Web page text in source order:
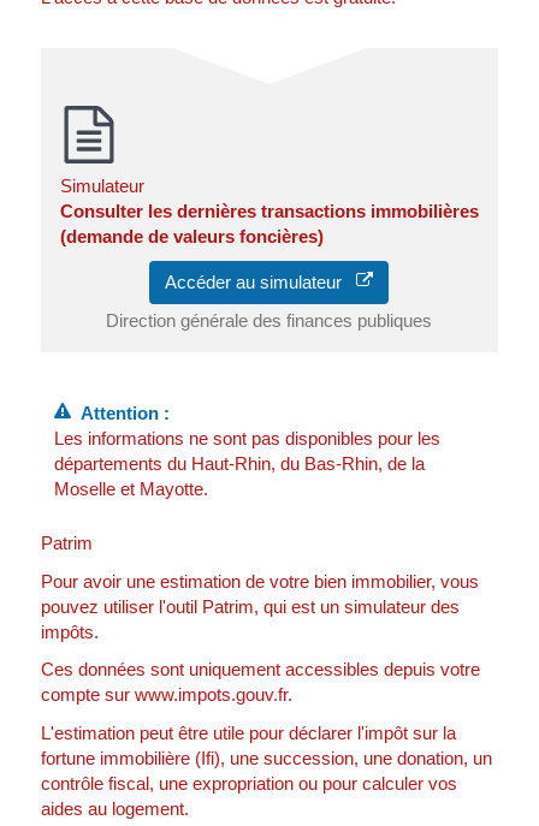
Simulateur
Consulter les dernières transactions immobilières
(demande de valeurs foncières)
Accéder au simulateur
Direction générale des finances publiques
Attention :
Les informations ne sont pas disponibles pour les
départements du Haut-Rhin, du Bas-Rhin, de la
Moselle et Mayotte.
Patrim
Pour avoir une estimation de votre bien immobilier, vous
pouvez utiliser l'outil Patrim, qui est un simulateur des
impôts.
Ces données sont uniquement accessibles depuis votre
compte sur www.impots.gouv.fr.
L'estimation peut être utile pour déclarer l'impôt sur la
fortune immobilière (Ifi), une succession, une donation, un
contrôle fiscal, une expropriation ou pour calculer vos
aides au logement.